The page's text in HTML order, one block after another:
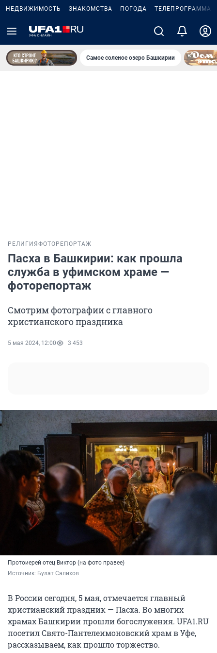
НЕДВИЖИМОСТЬ ЗНАКОМСТВА ПОГОДА ТЕЛЕПРОГРАММА
Самое соленое озеро Башкирии
РЕЛИГИЯ ФОТОРЕПОРТАЖ
Пасха в Башкирии: как прошла
служба в уфимском храме —
фоторепортаж
Смотрим фотографии с главного
христианского праздника
5 мая 2024, 12:00 3 453
Протоиерей отец Виктор (на фото правее)
Источник: Булат Салихов
В России сегодня, 5 мая, отмечается главный
христианский праздник — Пасха. Во многих
храмах Башкирии прошли богослужения. UFA1.RU
посетил Свято-Пантелеимоновский храм в Уфе,
рассказываем, как прошло торжество.